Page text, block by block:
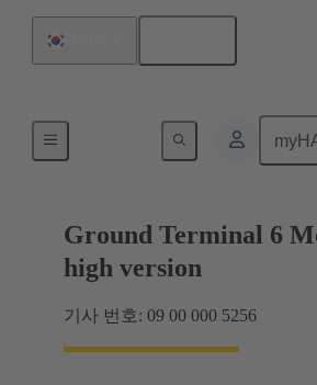
Ground Terminal 6
high version
기사 번호: 09 00 000 5256